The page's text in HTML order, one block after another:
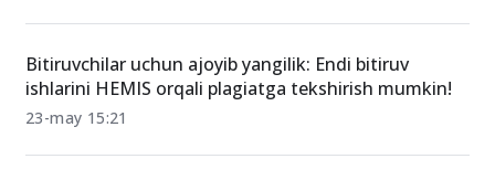
Bitiruvchilar uchun ajoyib yangilik: Endi bitiruv
ishlarini HEMIS orqali plagiatga tekshirish mumkin!
23-may 15:21